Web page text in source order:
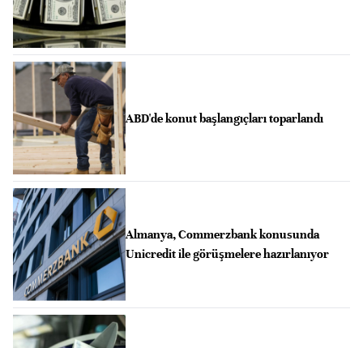
ABD'de konut başlangıçları toparlandı
Almanya, Commerzbank konusunda
Unicredit ile görüşmelere hazırlanıyor